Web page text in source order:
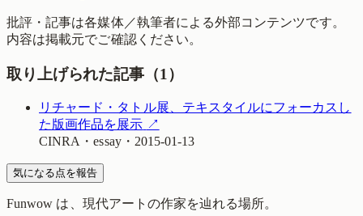
批評・記事は各媒体／執筆者による外部コンテンツです。
内容は掲載元でご確認ください。
取り上げられた記事（1 ）
リチャード・タトル展、テキスタイルにフォーカスし
た版画作品を展示 ↗
CINRA ・essay・ 2015-01-13
気になる点を報告
Funwow は、現代アートの作家を辿れる場所。